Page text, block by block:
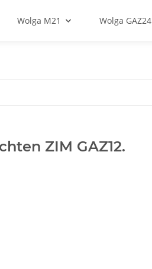
Wolga M21 Wolga GAZ24
ZIM GAZ12.